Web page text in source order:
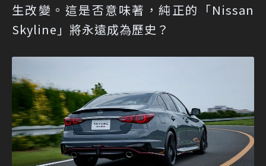
生改變。這是否意味著，純正的「Nissan
Skyline」將永遠成為歷史？